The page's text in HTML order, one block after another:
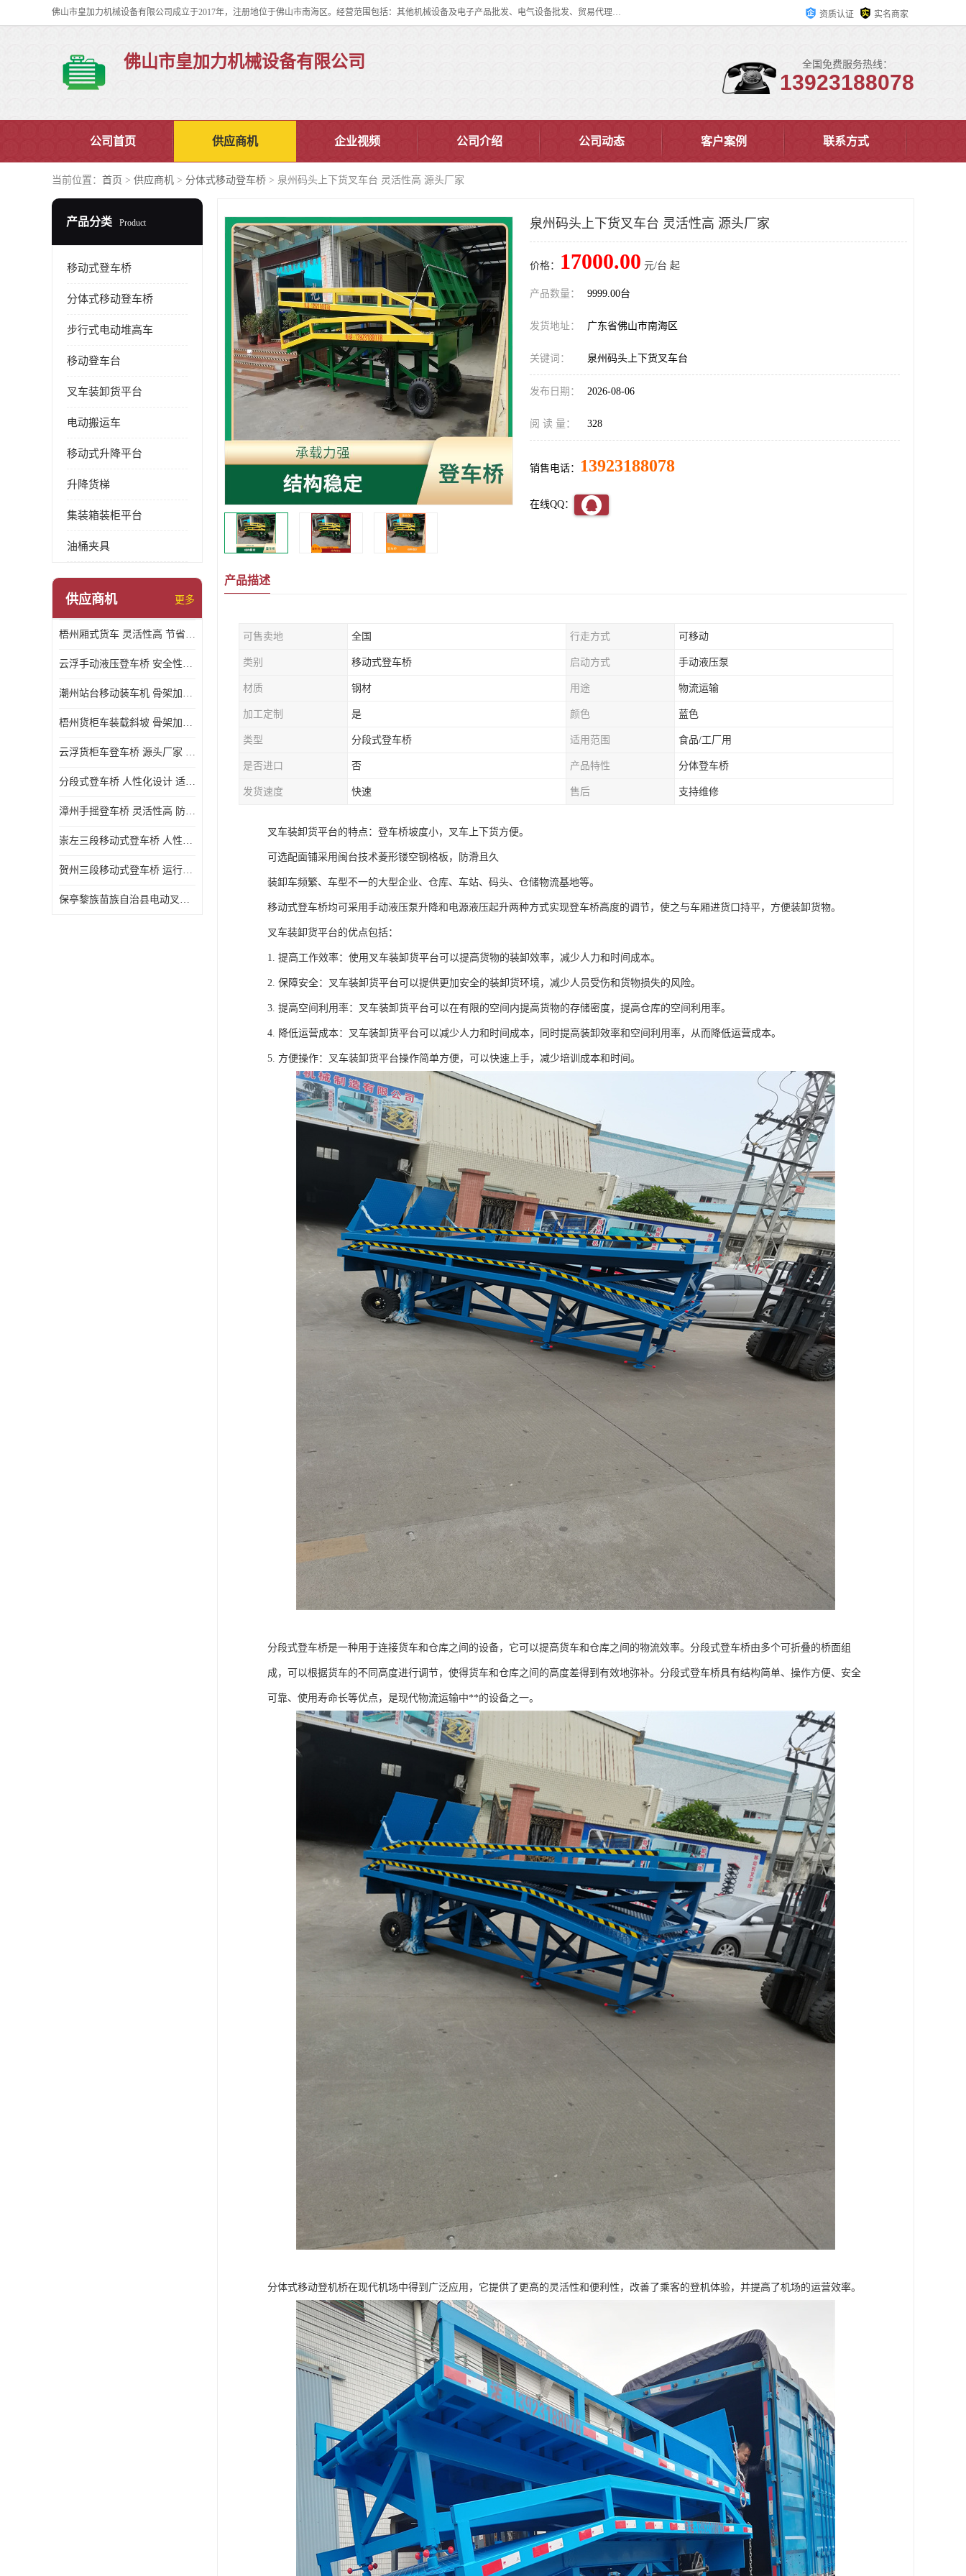
佛山市皇加力机械设备有限公司成立于2017年，注册地位于佛山市南海区。经营范围包括：其他机械设备及电子产品批发、电气设备批发、贸易代理、五金产品批发等；主要产品有：移动式登车桥、叉车装卸货平台、移动式升降机、升降货梯、油桶夹具、电动堆高车。 资质认证 实名商家
佛山市皇加力机械设备有限公司 全国免费服务热线：
13923188078
公司首页 供应商机 企业视频 公司介绍 公司动态 客户案例 联系方式
当前位置： 首页 > 供应商机 > 分体式移动登车桥 > 泉州码头上下货叉车台 灵活性高 源头厂家
产品分类 Product
移动式登车桥
分体式移动登车桥
步行式电动堆高车
移动登车台
叉车装卸货平台
电动搬运车
移动式升降平台
升降货梯
集装箱装柜平台
油桶夹具
供应商机 更多
梧州厢式货车 灵活性高 节省空间
云浮手动液压登车桥 安全性较高 节省空间
潮州站台移动装车机 骨架加密 承载更强 皇加力机械设备厂
梧州货柜车装载斜坡 骨架加密 承载更强 皇加力机械设备厂
云浮货柜车登车桥 源头厂家 提高装卸作业效率
分段式登车桥 人性化设计 适用性广
漳州手摇登车桥 灵活性高 防滑性能好
崇左三段移动式登车桥 人性化设计 防滑性能好
贺州三段移动式登车桥 运行可靠 防滑性能好
保亭黎族苗族自治县电动叉车 性能稳定 运行平稳
泉州码头上下货叉车台 灵活性高 源头厂家
价格： 17000.00 元/台 起
产品数量： 9999.00台
发货地址： 广东省佛山市南海区
关键词： 泉州码头上下货叉车台
发布日期： 2026-08-06
阅 读 量： 328
销售电话： 13923188078
在线QQ：
产品描述
可售卖地 全国 行走方式 可移动
类别 移动式登车桥 启动方式 手动液压泵
材质 钢材 用途 物流运输
加工定制 是 颜色 蓝色
类型 分段式登车桥 适用范围 食品/工厂用
是否进口 否 产品特性 分体登车桥
发货速度 快速 售后 支持维修
叉车装卸货平台的特点：登车桥坡度小，叉车上下货方便。
可选配面铺采用闽台技术菱形镂空钢格板，防滑且久
装卸车频繁、车型不一的大型企业、仓库、车站、码头、仓储物流基地等。
移动式登车桥均可采用手动液压泵升降和电源液压起升两种方式实现登车桥高度的调节，使之与车厢进货口持平，方便装卸货物。
叉车装卸货平台的优点包括：
1. 提高工作效率：使用叉车装卸货平台可以提高货物的装卸效率，减少人力和时间成本。
2. 保障安全：叉车装卸货平台可以提供更加安全的装卸货环境，减少人员受伤和货物损失的风险。
3. 提高空间利用率：叉车装卸货平台可以在有限的空间内提高货物的存储密度，提高仓库的空间利用率。
4. 降低运营成本：叉车装卸货平台可以减少人力和时间成本，同时提高装卸效率和空间利用率，从而降低运营成本。
5. 方便操作：叉车装卸货平台操作简单方便，可以快速上手，减少培训成本和时间。
分段式登车桥是一种用于连接货车和仓库之间的设备，它可以提高货车和仓库之间的物流效率。分段式登车桥由多个可折叠的桥面组
成，可以根据货车的不同高度进行调节，使得货车和仓库之间的高度差得到有效地弥补。分段式登车桥具有结构简单、操作方便、安全
可靠、使用寿命长等优点，是现代物流运输中**的设备之一。
分体式移动登机桥在现代机场中得到广泛应用，它提供了更高的灵活性和便利性，改善了乘客的登机体验，并提高了机场的运营效率。